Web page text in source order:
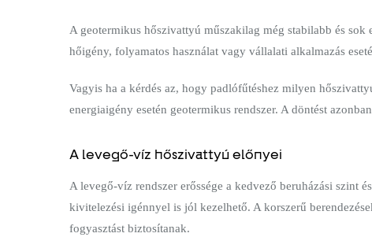
A geotermikus hőszivattyú műszakilag még stabilabb és
hőigény, folyamatos használat vagy vállalati alkalmazás
Vagyis ha a kérdés az, hogy padlófűtéshez milyen
energiaigény esetén geotermikus rendszer. A döntést
A levegő-víz hőszivattyú előnyei
A levegő-víz rendszer erőssége a kedvező beruházási szint
kivitelezési igénnyel is jól kezelhető. A korszerű
fogyasztást biztosítanak.